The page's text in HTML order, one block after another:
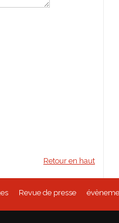
Retour en haut
Revue de presse